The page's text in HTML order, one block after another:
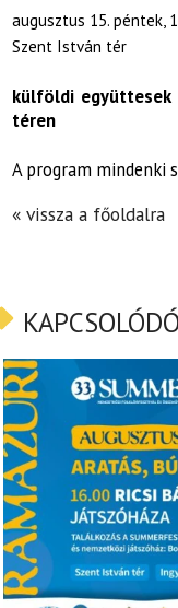
augusztus 15. péntek,
Szent István tér
külföldi együttesek
téren
A program mindenki
« vissza a főoldalra